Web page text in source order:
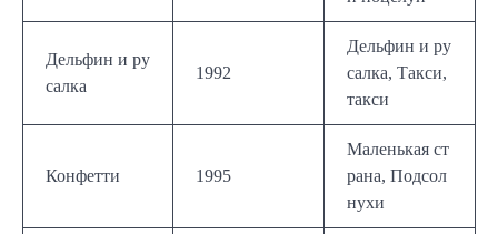
Дельфин и ру
салка
1992
Дельфин и ру
салка, Такси,
такси
Конфетти 1995
Маленькая ст
рана, Подсол
нухи